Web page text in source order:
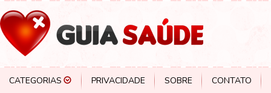
CATEGORIAS PRIVACIDADE SOBRE CONTATO